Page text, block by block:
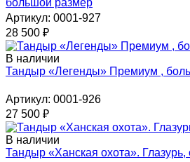
Артикул: 0001-927
28 500 ₽
В наличии
Тандыр «Легенды» Премиум ,
Артикул: 0001-926
27 500 ₽
В наличии
Тандыр «Ханская охота».